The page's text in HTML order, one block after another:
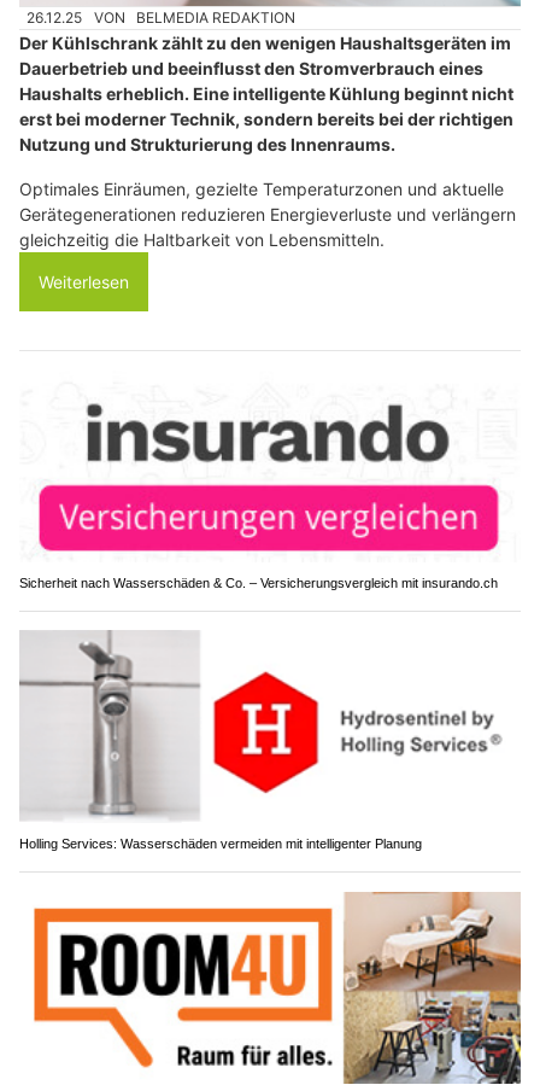
26.12.25 VON BELMEDIA REDAKTION
Der Kühlschrank zählt zu den wenigen Haushaltsgeräten im
Dauerbetrieb und beeinflusst den Stromverbrauch eines
Haushalts erheblich. Eine intelligente Kühlung beginnt nicht
erst bei moderner Technik, sondern bereits bei der richtigen
Nutzung und Strukturierung des Innenraums.
Optimales Einräumen, gezielte Temperaturzonen und aktuelle
Gerätegenerationen reduzieren Energieverluste und verlängern
gleichzeitig die Haltbarkeit von Lebensmitteln.
Weiterlesen
Sicherheit nach Wasserschäden & Co. – Versicherungsvergleich mit insurando.ch
Holling Services: Wasserschäden vermeiden mit intelligenter Planung